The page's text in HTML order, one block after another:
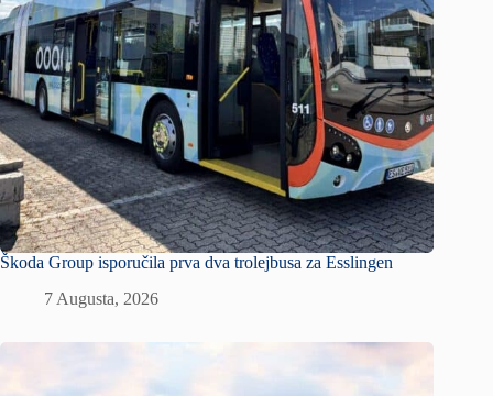
Škoda Group isporučila prva dva trolejbusa za Esslingen
7 Augusta, 2026